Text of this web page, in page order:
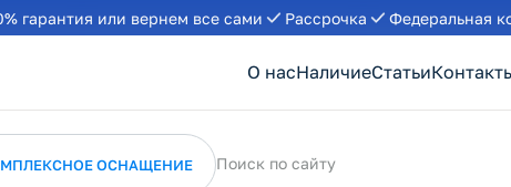
гарантия или вернем все сами Рассрочка Федеральная
О насНаличиеСтатьи
ОСНАЩЕНИЕ Поиск по сайту